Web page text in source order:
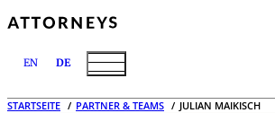
EN DE
STARTSEITE PARTNER & TEAMS JULIAN MAIKISCH